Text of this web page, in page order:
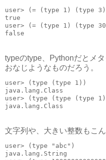
user> (= (type 1) (type
true
user> (= (type 1) (type
false
typeのtype、Pythonだとメ
おなじようなものだろう。
user> (type (type 1))
java.lang.Class
user> (type (type (type
java.lang.Class
文字列や、大きい整数もこん
user> (type "abc")
java.lang.String